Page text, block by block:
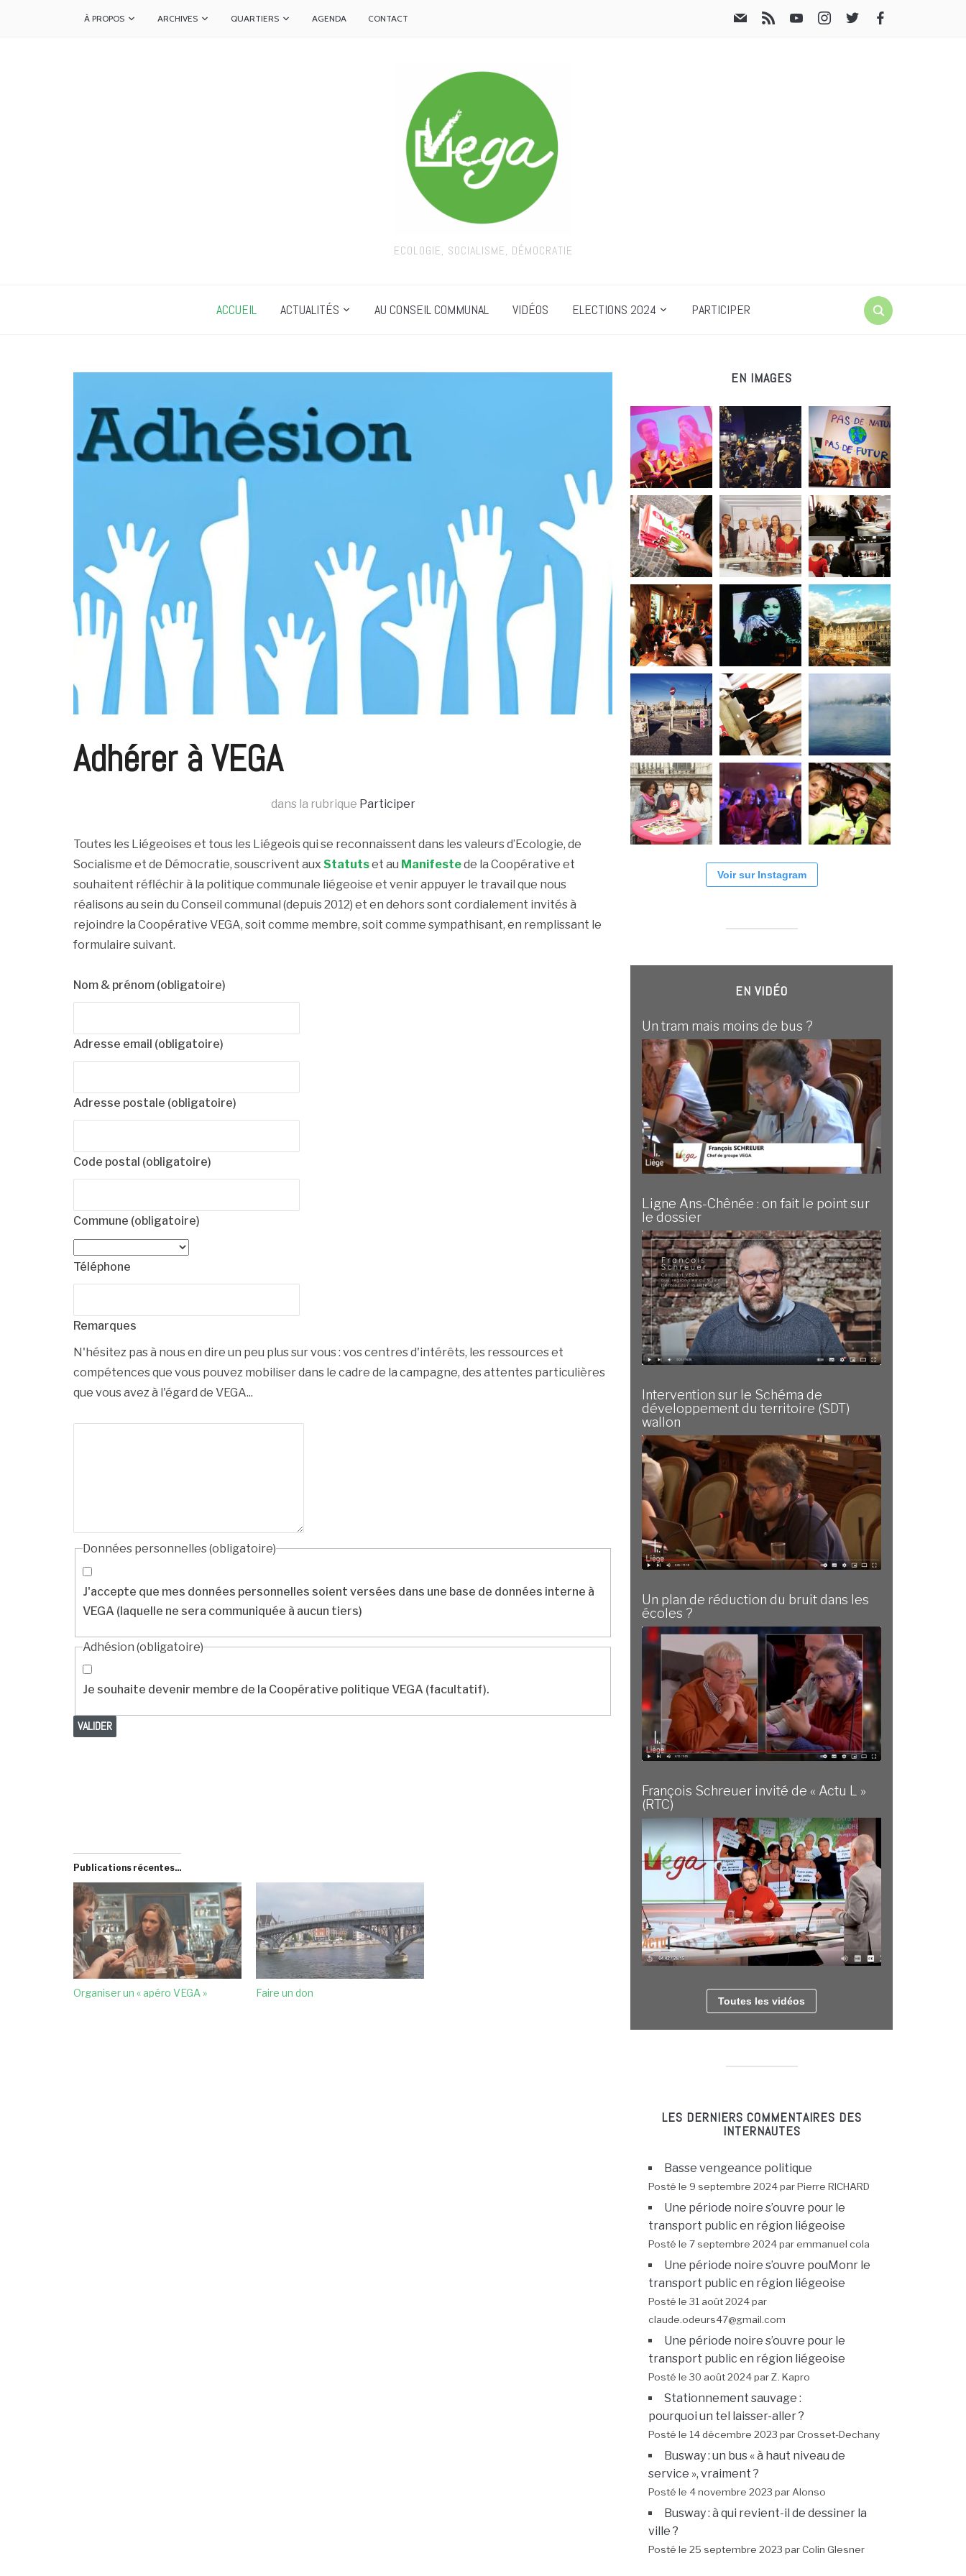
À PROPOS ARCHIVES QUARTIERS AGENDA CONTACT
ECOLOGIE, SOCIALISME, DÉMOCRATIE
ACCUEIL ACTUALITÉS AU CONSEIL COMMUNAL VIDÉOS ELECTIONS 2024 PARTICIPER
Adhérer à VEGA
dans la rubrique Participer
Toutes les Liégeoises et tous les Liégeois qui se reconnaissent dans les valeurs d’Ecologie, de
Socialisme et de Démocratie, souscrivent aux Statutset au Manifestede la Coopérative et
souhaitent réfléchir à la politique communale liégeoise et venir appuyer le travail que nous
réalisons au sein du Conseil communal (depuis 2012) et en dehors sont cordialement invités à
rejoindre la Coopérative VEGA, soit comme membre, soit comme sympathisant, en remplissant le
formulaire suivant.
Nom & prénom (obligatoire)
Adresse email (obligatoire)
Adresse postale (obligatoire)
Code postal (obligatoire)
Commune (obligatoire)
Téléphone
Remarques
N'hésitez pas à nous en dire un peu plus sur vous : vos centres d'intérêts, les ressources et
compétences que vous pouvez mobiliser dans le cadre de la campagne, des attentes particulières
que vous avez à l'égard de VEGA...
Données personnelles(obligatoire)
J'accepte que mes données personnelles soient versées dans une base de données interne à
VEGA (laquelle ne sera communiquée à aucun tiers)
Adhésion (obligatoire)
Je souhaite devenir membre de la Coopérative politique VEGA (facultatif).
VALIDER
Publications récentes...
Organiser un « apéro VEGA » Faire un don
EN IMAGES
Voir sur Instagram
EN VIDÉO
Un tram mais moins de bus ?
Ligne Ans-Chênée : on fait le point sur
le dossier
Intervention sur le Schéma de
développement du territoire (SDT)
wallon
Un plan de réduction du bruit dans les
écoles ?
François Schreuer invité de « Actu L »
(RTC)
Toutes les vidéos
LES DERNIERS COMMENTAIRES DES
INTERNAUTES
Basse vengeance politique
Posté le 9 septembre 2024 par Pierre RICHARD
Une période noire s’ouvre pour le
transport public en région liégeoise
Posté le 7 septembre 2024 par emmanuel cola
Une période noire s’ouvre pouMonr le
transport public en région liégeoise
Posté le 31 août 2024 par
claude.odeurs47@gmail.com
Une période noire s’ouvre pour le
transport public en région liégeoise
Posté le 30 août 2024 par Z. Kapro
Stationnement sauvage :
pourquoi un tel laisser-aller ?
Posté le 14 décembre 2023 par Crosset-Dechany
Busway : un bus « à haut niveau de
service », vraiment ?
Posté le 4 novembre 2023 par Alonso
Busway : à qui revient-il de dessiner la
ville ?
Posté le 25 septembre 2023 par Colin Glesner